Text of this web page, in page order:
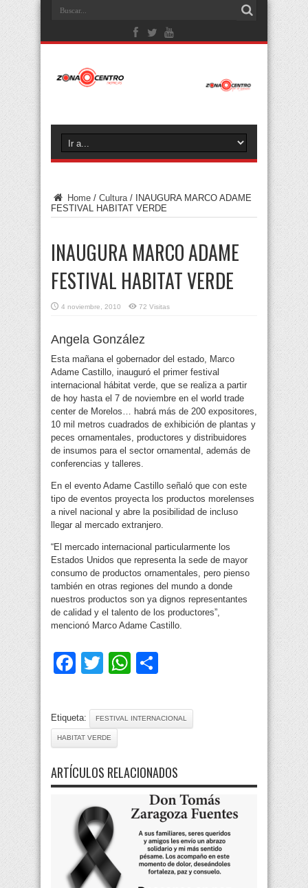
Home / Cultura /
INAUGURA MARCO ADAME
FESTIVAL HABITAT VERDE
INAUGURA MARCO ADAME
FESTIVAL HABITAT VERDE
4 noviembre, 2010 72 Visitas
Angela González
Esta mañana el gobernador del estado, Marco
Adame Castillo, inauguró el primer festival
internacional hábitat verde, que se realiza a partir
de hoy hasta el 7 de noviembre en el world trade
center de Morelos… habrá más de 200 expositores,
10 mil metros cuadrados de exhibición de plantas y
peces ornamentales, productores y distribuidores
de insumos para el sector ornamental, además de
conferencias y talleres.
En el evento Adame Castillo señaló que con este
tipo de eventos proyecta los productos morelenses
a nivel nacional y abre la posibilidad de incluso
llegar al mercado extranjero.
“El mercado internacional particularmente los
Estados Unidos que representa la sede de mayor
consumo de productos ornamentales, pero pienso
también en otras regiones del mundo a donde
nuestros productos son ya dignos representantes
de calidad y el talento de los productores”,
mencionó Marco Adame Castillo.
Facebook
TwitterWhatsApp
Etiqueta: FESTIVAL INTERNACIONAL
HABITAT VERDE
ARTÍCULOS RELACIONADOS